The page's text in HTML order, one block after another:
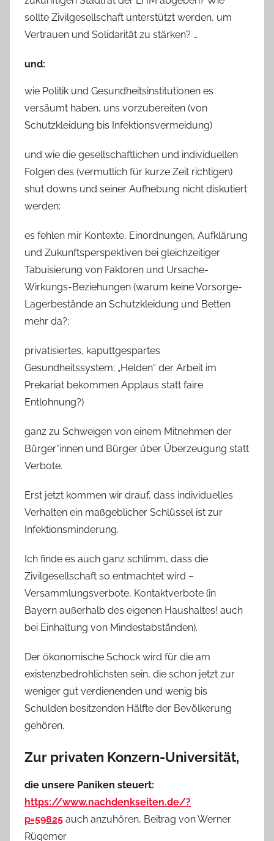
sollte Zivilgesellschaft unterstützt werden, um
Vertrauen und Solidarität zu stärken? …
und:
wie Politik und Gesundheitsinstitutionen es
versäumt haben, uns vorzubereiten (von
Schutzkleidung bis Infektionsvermeidung)
und wie die gesellschaftlichen und individuellen
Folgen des (vermutlich für kurze Zeit richtigen)
shut downs und seiner Aufhebung nicht diskutiert
werden:
es fehlen mir Kontexte, Einordnungen, Aufklärung
und Zukunftsperspektiven bei gleichzeitiger
Tabuisierung von Faktoren und Ursache-
Wirkungs-Beziehungen (warum keine Vorsorge-
Lagerbestände an Schutzkleidung und Betten
mehr da?;
privatisiertes, kaputtgespartes
Gesundheitssystem; „Helden“ der Arbeit im
Prekariat bekommen Applaus statt faire
Entlohnung?)
ganz zu Schweigen von einem Mitnehmen der
Bürger*innen und Bürger über Überzeugung statt
Verbote.
Erst jetzt kommen wir drauf, dass individuelles
Verhalten ein maßgeblicher Schlüssel ist zur
Infektionsminderung.
Ich finde es auch ganz schlimm, dass die
Zivilgesellschaft so entmachtet wird –
Versammlungsverbote, Kontaktverbote (in
Bayern außerhalb des eigenen Haushaltes! auch
bei Einhaltung von Mindestabständen).
Der ökonomische Schock wird für die am
existenzbedrohlichsten sein, die schon jetzt zur
weniger gut verdienenden und wenig bis
Schulden besitzenden Hälfte der Bevölkerung
gehören.
Zur privaten Konzern-Universität,
die unsere Paniken steuert:
https://www.nachdenkseiten.de/?
p=59825 auch anzuhören, Beitrag von Werner
Rügemer